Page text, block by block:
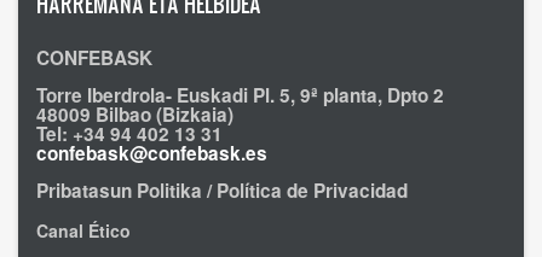
CONFEBASK
Torre Iberdrola- Euskadi Pl. 5, 9ª planta, Dpto 2
48009 Bilbao (Bizkaia)
Tel: +34 94 402 13 31
confebask@confebask.es
Pribatasun Politika / Política de Privacidad
Canal Ético